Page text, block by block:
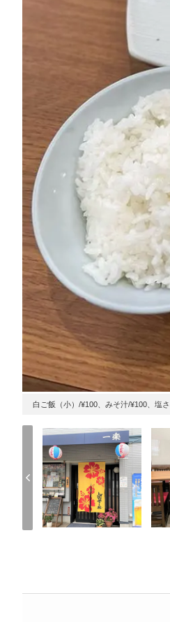
白ご飯（小）/¥100、みそ汁/¥100、塩